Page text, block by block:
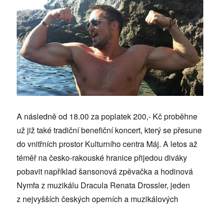
A následně od 18.00 za poplatek 200,- Kč proběhne
už již také tradiční benefiční koncert, který se přesune
do vnitřních prostor Kulturního centra Máj. A letos až
téměř na česko-rakouské hranice přijedou diváky
pobavit například šansonová zpěvačka a hodinová
Nymfa z muzikálu Dracula Renata Drossler, jeden
z nejvyšších českých operních a muzikálových